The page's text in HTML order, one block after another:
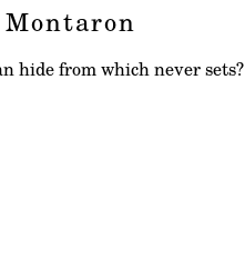
hide from which never sets?